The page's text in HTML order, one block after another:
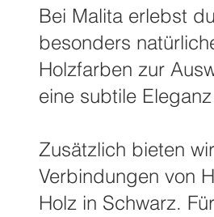
Ambiente
Bei Malita erlebst
besonders
Holzfarben zur
eine subtile
Zusätzlich bieten
Verbindungen von
Holz in Schwarz.